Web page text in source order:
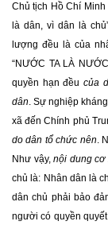
Chủ tịch Hồ Chí
là dân, vì dân là
lượng đều là của
“NƯỚC TA LÀ
quyền hạn đềucủa
dân. Sự nghiệp
xã đến Chính phủ
do dân tổ chức nên.
Như vậy,nội dung
chủ là: Nhân dân là
dân chủ phải bảo
người có quyền